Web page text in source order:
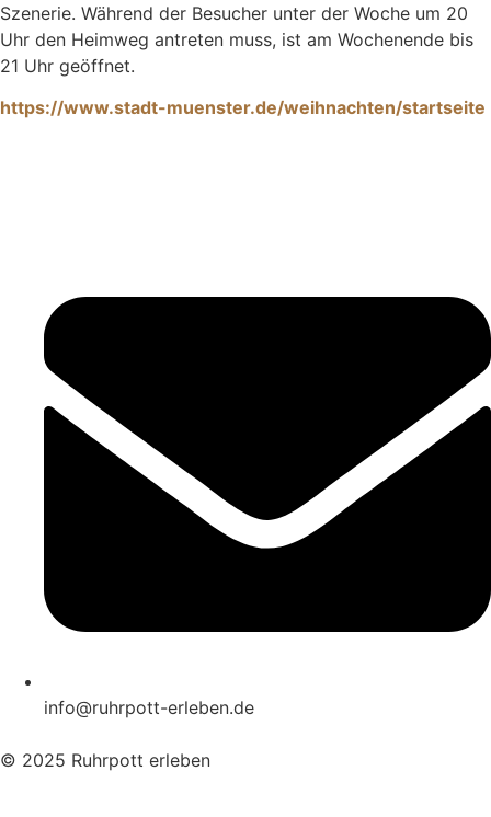
Szenerie. Während der Besucher unter der Woche um 20
Uhr den Heimweg antreten muss, ist am Wochenende bis
21 Uhr geöffnet.
https://www.stadt-muenster.de/weihnachten/startseite
info@ruhrpott-erleben.de
© 2025 Ruhrpott erleben